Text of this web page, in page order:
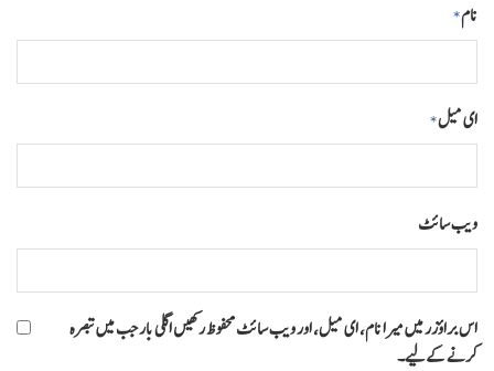
نام*
ای میل*
ویب‌ سائٹ
اس براؤزر میں میرا نام، ای میل، اور ویب سائٹ محفوظ رکھیں اگلی بار جب میں تبصرہ
کرنے کےلیے۔